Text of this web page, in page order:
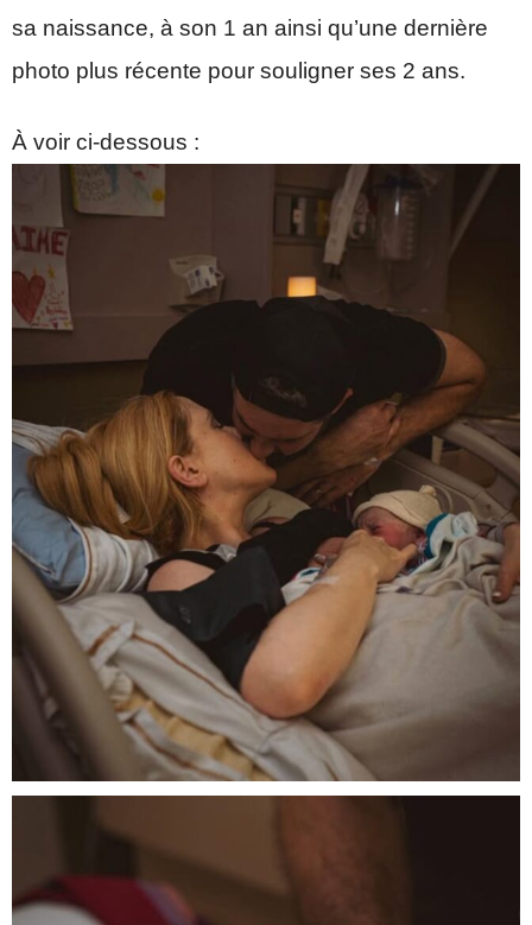
sa naissance, à son 1 an ainsi qu’une dernière
photo plus récente pour souligner ses 2 ans.
À voir ci-dessous :